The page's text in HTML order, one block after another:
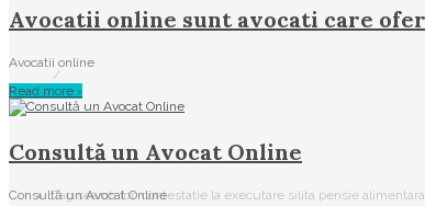
/
Tag search for: contestatie la executare silita pensie
Avocatii online sunt avocati care
Avocatii online
Read more ›
Consultă un Avocat Online
Consultă un Avocat Online